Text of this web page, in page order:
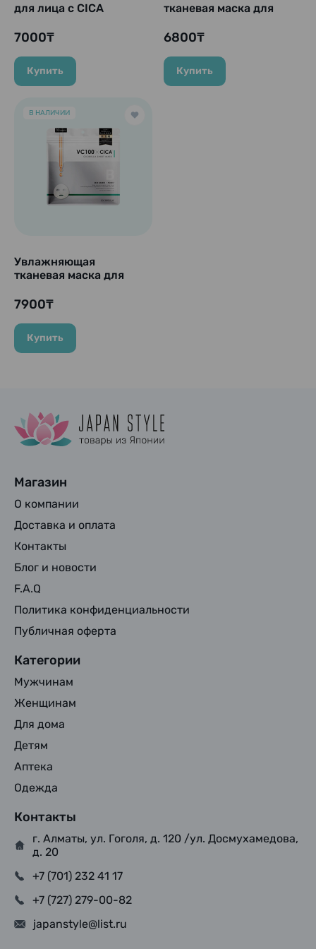
для лица с CICA
"CICA Moist Face Mask",
7000₸
Купить
тканевая маска для
7 шт.
6800₸
Купить
В НАЛИЧИИ
Увлажняющая
тканевая маска для
30 шт.
7900₸
Купить
Магазин
О компании
Доставка и оплата
Контакты
Блог и новости
F.A.Q
Политика конфиденциальности
Публичная оферта
Категории
Мужчинам
Женщинам
Для дома
Детям
Аптека
Одежда
Контакты
г. Алматы, ул. Гоголя, д. 120 /ул. Досмухамедова,
д. 20
+7 (701) 232 41 17
+7 (727) 279-00-82
japanstyle@list.ru